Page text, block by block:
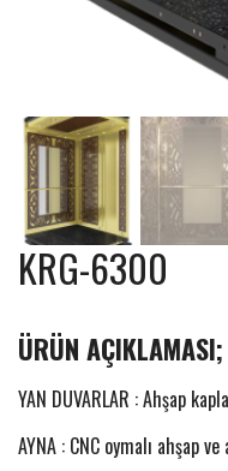
KRG-6300
ÜRÜN AÇIKLAMASI;
YAN DUVARLAR :Ahşap
AYNA : CNC oymalı ahşap ve